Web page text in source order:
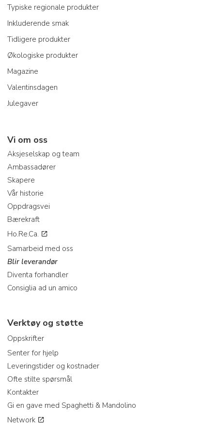
Typiske regionale produkter
Inkluderende smak
Tidligere produkter
Økologiske produkter
Magazine
Valentinsdagen
Julegaver
Vi om oss
Aksjeselskap og team
Ambassadører
Skapere
Vår historie
Oppdragsvei
Bærekraft
Ho.Re.Ca.
Samarbeid med oss
Blir leverandør
Diventa forhandler
Consiglia ad un amico
Verktøy og støtte
Oppskrifter
Senter for hjelp
Leveringstider og kostnader
Ofte stilte spørsmål
Kontakter
Gi en gave med Spaghetti & Mandolino
Network